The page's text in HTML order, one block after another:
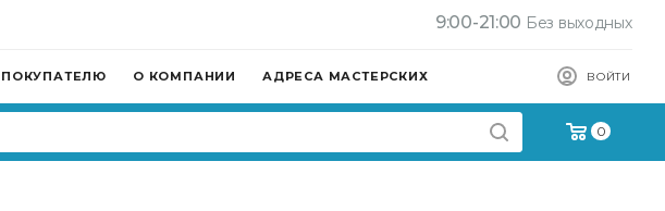
9:00-21:00 Без выходных
ВОЙТИ
ПОКУПАТЕЛЮ О КОМПАНИИ АДРЕСА МАСТЕРСКИХ
0